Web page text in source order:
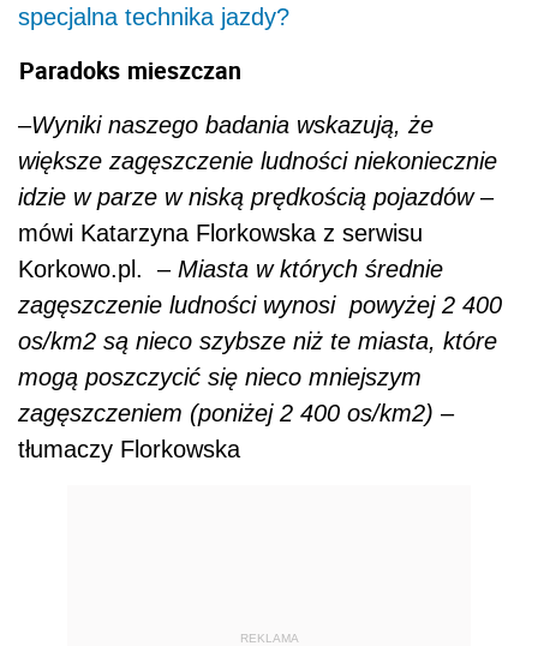
specjalna technika jazdy?
Paradoks mieszczan
–Wyniki naszego badania wskazują, że
większe zagęszczenie ludności niekoniecznie
idzie w parze w niską prędkością pojazdów–
mówi Katarzyna Florkowska z serwisu
Korkowo.pl. – Miasta w których średnie
zagęszczenie ludności wynosi powyżej 2 400
os/km2 są nieco szybsze niż te miasta, które
mogą poszczycić się nieco mniejszym
zagęszczeniem (poniżej 2 400 os/km2) –
tłumaczy Florkowska
REKLAMA